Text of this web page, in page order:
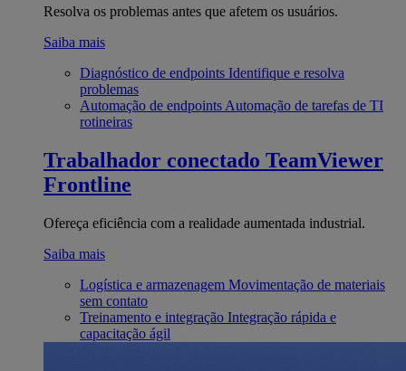
Resolva os problemas antes que afetem os usuários.
Saiba mais
Diagnóstico de endpoints Identifique e resolva
problemas
Automação de endpoints Automação de tarefas de TI
rotineiras
Trabalhador conectado TeamViewer
Frontline
Ofereça eficiência com a realidade aumentada industrial.
Saiba mais
Logística e armazenagem Movimentação de materiais
sem contato
Treinamento e integração Integração rápida e
capacitação ágil